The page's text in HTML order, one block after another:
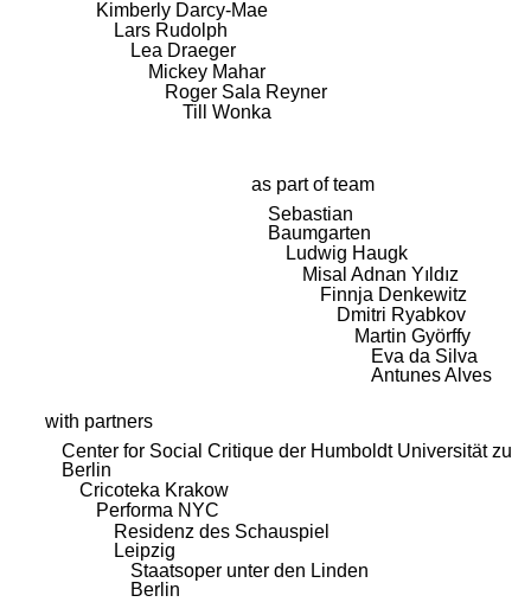
Kimberly Darcy-Mae
Lars Rudolph
Lea Draeger
Mickey Mahar
Roger Sala Reyner
Till Wonka
as part of team
Sebastian
Baumgarten
Ludwig Haugk
Misal Adnan Yıldız
Finnja Denkewitz
Dmitri Ryabkov
Martin Györffy
Eva da Silva
Antunes Alves
with partners
Center for Social Critique der Humboldt Universität zu
Berlin
Cricoteka Krakow
Performa NYC
Residenz des Schauspiel
Leipzig
Staatsoper unter den Linden
Berlin